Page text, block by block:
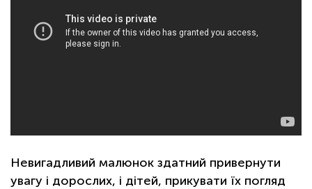
Невигадливий малюнок здатний привернути
увагу і дорослих, і дітей, прикувати їх погляд